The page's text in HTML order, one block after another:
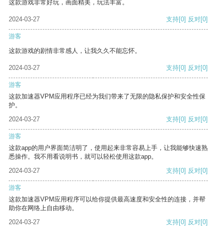
这款游戏非常好玩，画面精美，玩法丰富。
2024-03-27 支持[0] 反对[0]
游客
这款游戏的剧情非常感人，让我久久不能忘怀。
2024-03-27 支持[0] 反对[0]
游客
这款加速器VPM应用程序已经为我们带来了无限的隐私保护和安全性保
护。
2024-03-27
支持[0] 反对[0]
游客
这款app的用户界面简洁明了，使用起来非常容易上手，让我能够快速熟
悉操作。我不用看说明书，就可以轻松使用这款app。
2024-03-27
支持[0] 反对[0]
游客
这款加速器VPM应用程序可以给你提供最高速度和安全性的连接，并帮
助你在网络上自由移动。
2024-03-27
支持[0] 反对[0]